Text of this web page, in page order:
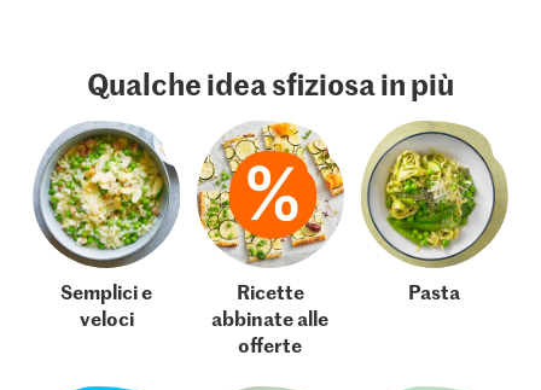
Qualche idea sfiziosa in più
Semplici e
veloci
Ricette
abbinate alle
offerte
Pasta